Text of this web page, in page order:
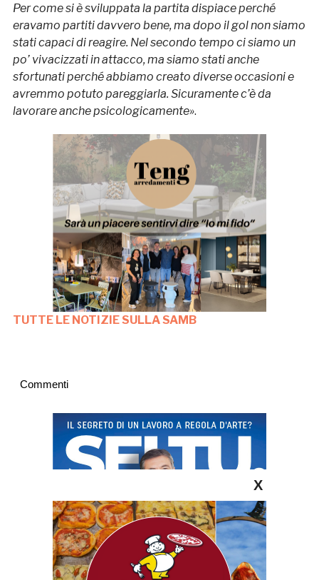
Per come si è sviluppata la partita dispiace perché
eravamo partiti davvero bene, ma dopo il gol non siamo
stati capaci di reagire. Nel secondo tempo ci siamo un
po’ vivacizzati in attacco, ma siamo stati anche
sfortunati perché abbiamo creato diverse occasioni e
avremmo potuto pareggiarla. Sicuramente c’è da
lavorare anche psicologicamente».
TUTTE LE NOTIZIE SULLA SAMB
Commenti
X